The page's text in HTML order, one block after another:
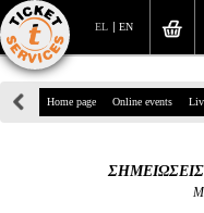
EN
EL
39,
Home page Online events